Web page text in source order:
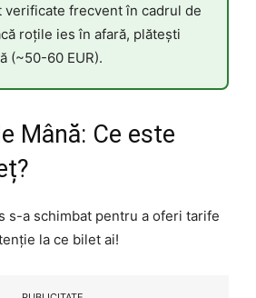
verificate frecvent în cadrul de
roțile ies în afară, plătești
(~50-60 EUR).
Mână: Ce este
s-a schimbat pentru a oferi tarife
la ce bilet ai!